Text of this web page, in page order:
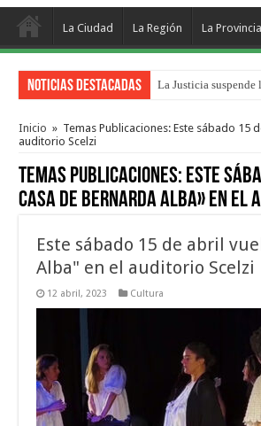
La Ciudad La Región La Provincia
Noticias Destacadas La Justicia suspende
Se presentará la
Inicio » Temas Publicaciones: Este sábado 15
auditorio Scelzi
Temas Publicaciones: Este
casa de Bernarda Alba» en el
Este sábado 15 de abril
Alba" en el auditorio Scelzi
12 abril, 2023 Cultura